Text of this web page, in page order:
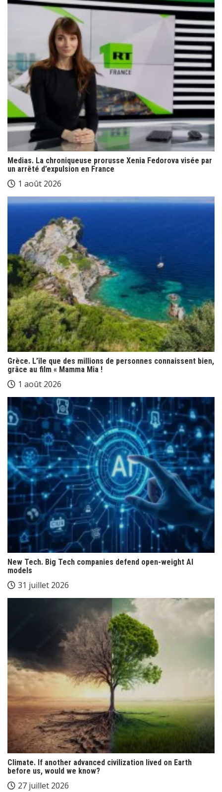
Medias. La chroniqueuse prorusse Xenia Fedorova visée par
un arrêté d’expulsion en France
1 août 2026
Grèce. L’île que des millions de personnes connaissent bien,
grâce au film « Mamma Mia !
1 août 2026
New Tech. Big Tech companies defend open-weight AI
models
31 juillet 2026
Climate. If another advanced civilization lived on Earth
before us, would we know?
27 juillet 2026